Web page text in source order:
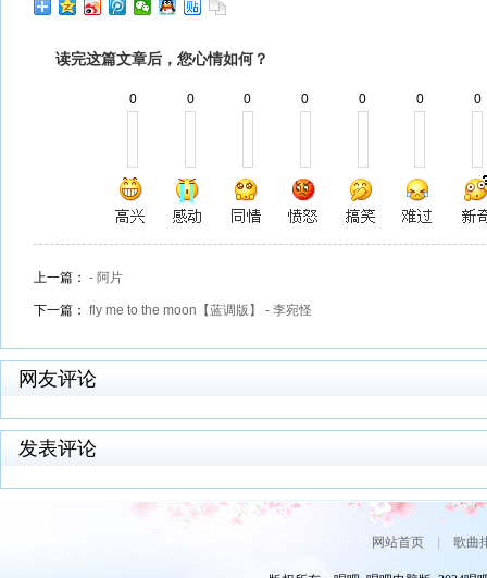
读完这篇文章后，您心情如何？
0 0 0 0 0 0 0
上一篇： - 阿片
下一篇： fly me to the moon【蓝调版】 - 李宛怪
网友评论
发表评论
网站首页| 歌曲